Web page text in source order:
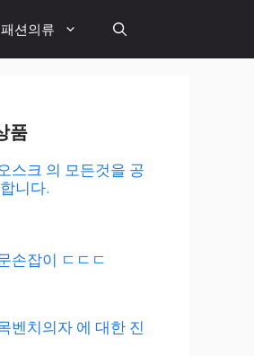
패션의류
품
스크 의 모든것을 공
니다.
손잡이 ㄷㄷㄷ
벤치의자 에 대한 진